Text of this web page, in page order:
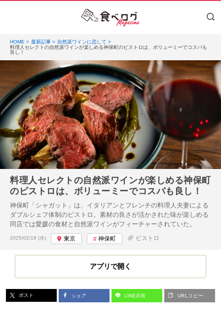
HOME 最新記事
自然派ワインに恋して
料理人セレクトの自然派ワインが楽しめる神保町のビストロは、ボリューミーでコスパも
良し！
料理人セレクトの自然派ワインが楽しめる神保町
のビストロは、ボリューミーでコスパも良し！
神保町「シャガット」は、イタリアンとフレンチの料理人夫妻による
ダブルシェフ体制のビストロ。素材の良さが活かされた味が楽しめる
同店では愛媛の食材と自然派ワインがフィーチャーされていた。
投稿日:
2025/02/19 (水) 東京 神保町 ビストロ
アプリで開く
ポスト シェア LINE共有 URLコピー